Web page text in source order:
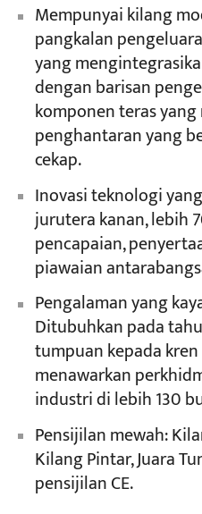
Mempunyai kilang
pangkalan
yang
dengan barisan
komponen teras
penghantaran yang
cekap.
Inovasi teknologi
jurutera kanan, lebih
pencapaian,
piawaian
Pengalaman yang
Ditubuhkan pada
tumpuan kepada
menawarkan
industri di lebih 130
Pensijilan mewah:
Kilang Pintar, Juara
pensijilan CE.